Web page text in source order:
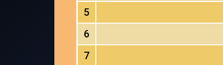
5
6
7